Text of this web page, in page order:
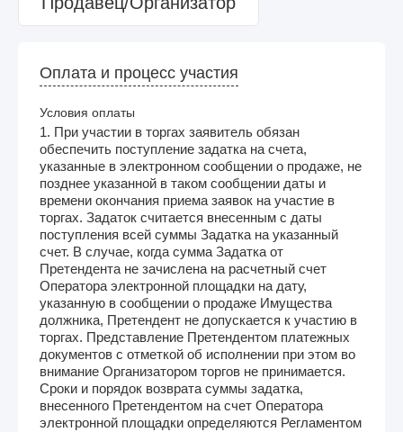
Оплата и процесс участия
Условия оплаты
1. При участии в торгах заявитель обязан
обеспечить поступление задатка на счета,
указанные в электронном сообщении о продаже, не
позднее указанной в таком сообщении даты и
времени окончания приема заявок на участие в
торгах. Задаток считается внесенным с даты
поступления всей суммы Задатка на указанный
счет. В случае, когда сумма Задатка от
Претендента не зачислена на расчетный счет
Оператора электронной площадки на дату,
указанную в сообщении о продаже Имущества
должника, Претендент не допускается к участию в
торгах. Представление Претендентом платежных
документов с отметкой об исполнении при этом во
внимание Организатором торгов не принимается.
Сроки и порядок возврата суммы задатка,
внесенного Претендентом на счет Оператора
электронной площадки определяются Регламентом